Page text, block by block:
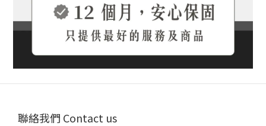
聯絡我們 Contact us